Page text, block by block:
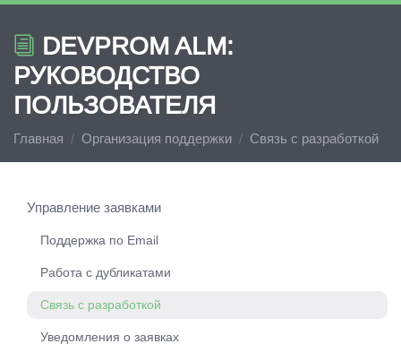
DEVPROM ALM:
РУКОВОДСТВО
ПОЛЬЗОВАТЕЛЯ
Главная Организация поддержки Связь с разработкой
Управление заявками
Поддержка по Email
Работа с дубликатами
Связь с разработкой
Уведомления о заявках